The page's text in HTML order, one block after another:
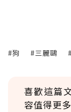
#狗 #三麗鷗
喜歡這篇
容值得更